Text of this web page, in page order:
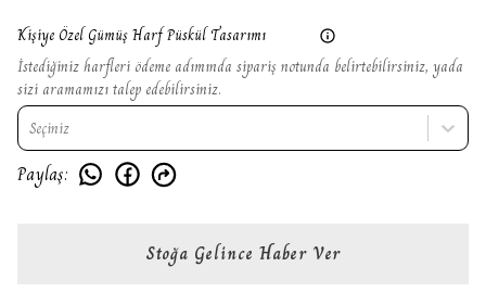
Kişiye Özel Gümüş Harf Püskül Tasarımı
İstediğiniz harfleri ödeme adımında sipariş notunda belirtebilirsiniz, yada
sizi aramamızı talep edebilirsiniz.
Seçiniz
Paylaş:
Stoğa Gelince Haber Ver